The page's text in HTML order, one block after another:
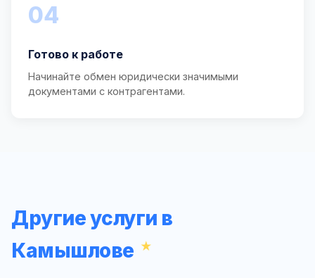
04
Готово к работе
Начинайте обмен юридически значимыми
документами с контрагентами.
Другие услуги в
Камышлове